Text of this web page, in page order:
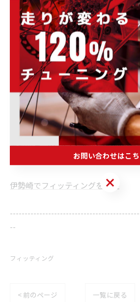
「ハンドルを替える前に、
まずは原因を探してみませんか？」
身体に合ったポジションは、
もっと快適なサイクリングへつなが
POWER-KIDS
住所 :群馬県伊勢崎市連取元町２８
電話番号: 0270-23-9080（お問い合
伊勢崎でフィッティングを歓迎
--
フィッティング
< 前のページ 一覧に戻る
お問い合わせはこち
お問い合わせはこ